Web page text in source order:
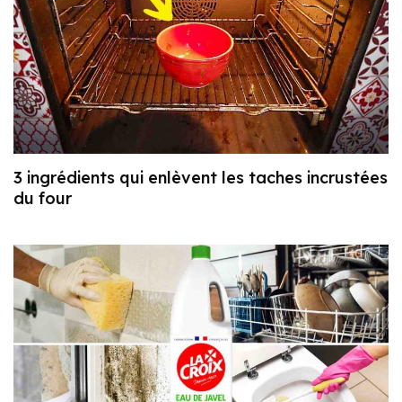
3 ingrédients qui enlèvent les taches incrustées
du four